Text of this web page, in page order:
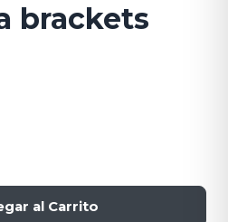
brackets
al Carrito